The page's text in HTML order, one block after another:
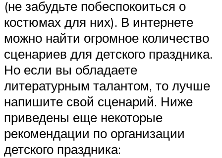
(не забудьте побеспокоиться о
костюмах для них). В интернете
можно найти огромное количество
сценариев для детского праздника.
Но если вы обладаете
литературным талантом, то лучше
напишите свой сценарий. Ниже
приведены еще некоторые
рекомендации по организации
детского праздника: